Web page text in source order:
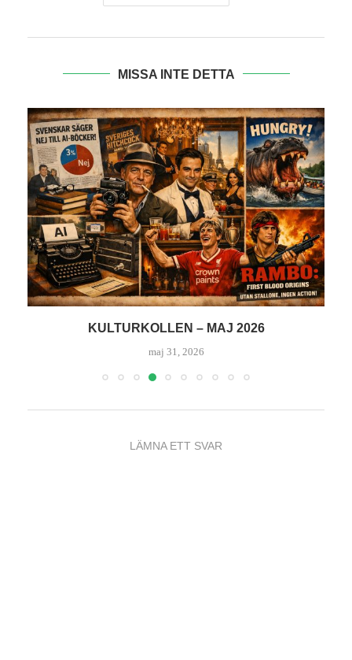
MISSA INTE DETTA
KULTURKOLLEN – APRIL
april 30, 2026
LÄMNA ETT SVAR